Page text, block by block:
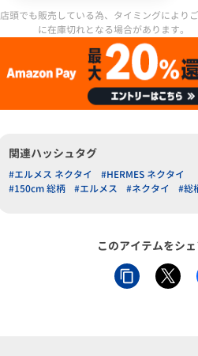
店頭でも販売している為、タイミングにより
に在庫切れとなる場合があります。
関連ハッシュタグ
#エルメス ネクタイ
#HERMES ネクタイ
#150cm 総柄
#エルメス #ネクタイ #総
このアイテムをシ